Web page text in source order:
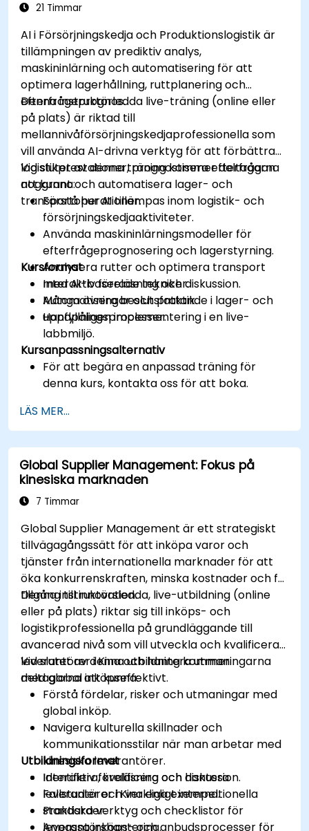
21 Timmar
AI i Försörjningskedja och Produktionslogistik är
tillämpningen av prediktiv analys,
maskininlärning och automatisering för att
optimera lagerhållning, ruttplanering och
efterfrågeprognos.
Denna instruktörledda live-träning (online eller
på plats) är riktad till
mellannivåförsörjningskedjaprofessionella som
vill använda AI-drivna verktyg för att förbättra
logistikprestationer, prognostisera efterfrågan
noggrant och automatisera lager- och
transportoperationer.
Vid slutet av denna träning kommer deltagarna
att kunna:
Förstå hur AI tillämpas inom logistik- och
försörjningskedjaaktiviteter.
Använda maskininlärningsmodeller för
efterfrågeprognosering och lagerstyrning.
Analysera rutter och optimera transport
med AI-baserade tekniker.
Automatisera beslutsfattande i lager- och
uppfyllningsprocesser.
Kursformat
Interaktiv föreläsning och diskussion.
Många övningar och praktik.
Handpåligen implementering i en live-
labbmiljö.
Kursanpassningsalternativ
För att begära en anpassad träning för
denna kurs, kontakta oss för att boka.
LÄS MER...
Global Supplier Management: Fokus på
kinesiska marknaden
7 Timmar
Global Supplier Management är ett strategiskt
tillvägagångssätt för att inköpa varor och
tjänster från internationella marknader för att
öka konkurrenskraften, minska kostnader och få
tillgång till innovation.
Denna instruktörsledda, live-utbildning (online
eller på plats) riktar sig till inköps- och
logistikprofessionella på grundläggande till
avancerad nivå som vill utveckla och kvalificera
leverantörer i Kina och hantera utmaningarna
med global inköpseffektivt.
Vid slutet av denna utbildning kommer
deltagarna att kunna:
Förstå fördelar, risker och utmaningar med
global inköp.
Navigera kulturella skillnader och
kommunikationsstilar när man arbetar med
kinesiska leverantörer.
Identifiera, kvalificera och hantera
leverantörer i Kina enligt internationella
standarder.
Anpassa inköps- och anbudsprocesser för
Utbildningsformat
Interaktiv föreläsning och diskussion.
Fallstudier och verkliga exempel.
Praktiska verktyg och checklistor för
leverantörshantering.